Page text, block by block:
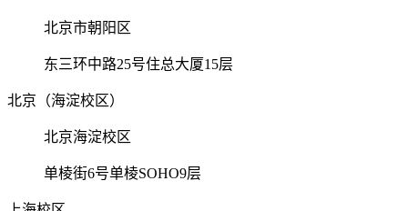
北京市朝阳区
东三环中路25号住总大厦15层
北京（海淀校区）
北京海淀校区
单棱街6号单棱SOHO9层